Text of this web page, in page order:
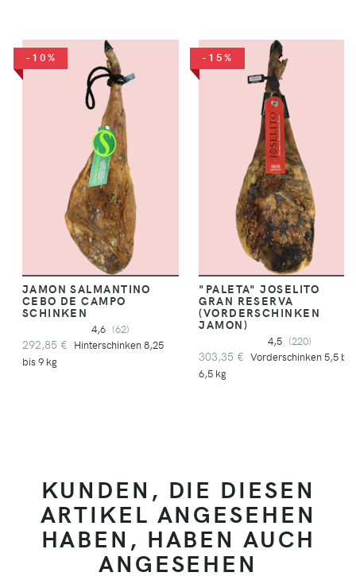
-10%
JAMON SALMANTINO
CEBO DE CAMPO
SCHINKEN
4,6 (62)
292,85 € Hinterschinken 8,25
bis 9 kg
-15%
"PALETA" JOSELITO
GRAN RESERVA
(VORDERSCHINKEN
JAMON)
4,5 (220)
303,35 € Vorderschinken 5,5 bis
6,5 kg
KUNDEN, DIE DIESEN
ARTIKEL ANGESEHEN
HABEN, HABEN AUCH
ANGESEHEN